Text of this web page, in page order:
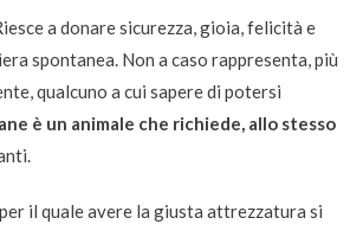
a donare sicurezza, gioia, felicità e
spontanea. Non a caso rappresenta, più
qualcuno a cui sapere di potersi
è un animale che richiede, allo stesso
il quale avere la giusta attrezzatura si